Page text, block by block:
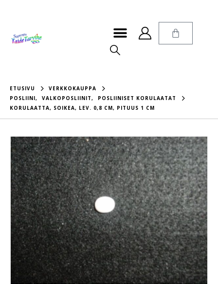
ETUSIVU
VERKKOKAUPPA
POSLIINI, VALKOPOSLIINIT,
POSLIINISET KORULAATAT
KORULAATTA, SOIKEA, LEV. 0,8 CM, PITUUS 1 CM